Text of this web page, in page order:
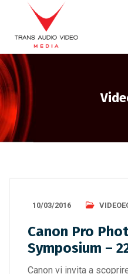
10/03/2016
Canon Pro
Symposium –
Canon vi invita a